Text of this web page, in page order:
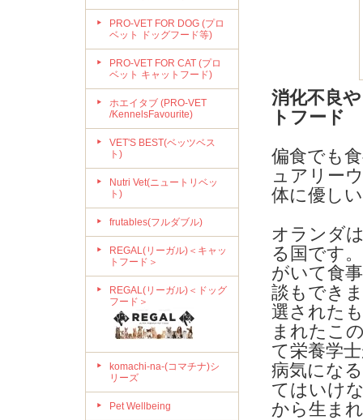
PRO-VET FOR DOG (プロ
ベット ドッグフード等)
PRO-VET FOR CAT (プロ
ベット キャットフード)
ホエイタブ (PRO-VET
/KennelsFavourite)
VET'S BEST(ベッツベス
ト)
Nutri Vet(ニュートリベッ
ト)
frutables(フルダブル)
REGAL(リーガル)＜キャッ
トフード＞
REGAL(リーガル)＜ドッグ
フード＞
komachi-na-(コマチナ)シ
リーズ
Pet Wellbeing
消化不良
トフード
偏食でも
ュアリー
体に優し
オランダ
る国です
がいて食
談もでき
選された
まれたこ
て栄養学
病気にな
てはいけ
から生ま